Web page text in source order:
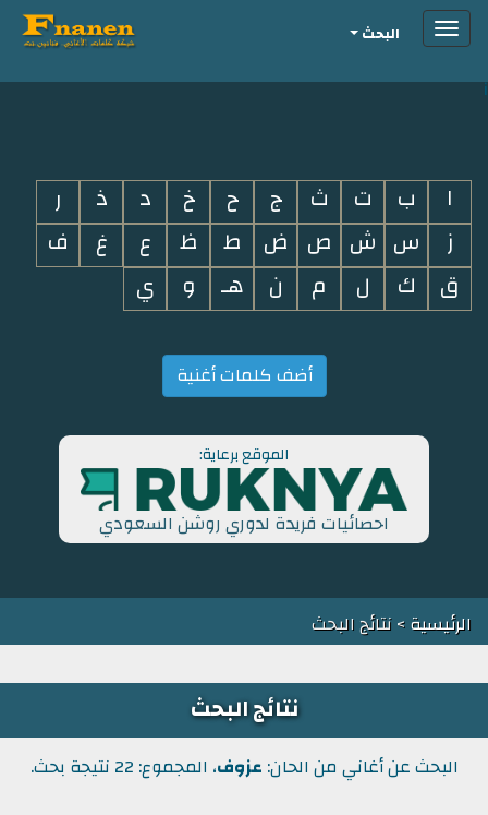
i
Toggleالبحث
ا ب ت ث ج ح خ د ذ
ر
ز
س ش ص ض ط ظ ع غ
ف
ق
ك ل م ن هـ و ي
أضف كلمات أغنية
الموقع برعاية:
احصائيات فريدة لدوري روشن السعودي
الرئيسية> نتائج البحث
نتائج البحث
البحث عن أغاني من الحان: عزوف، المجموع: 22 نتيجة بحث.